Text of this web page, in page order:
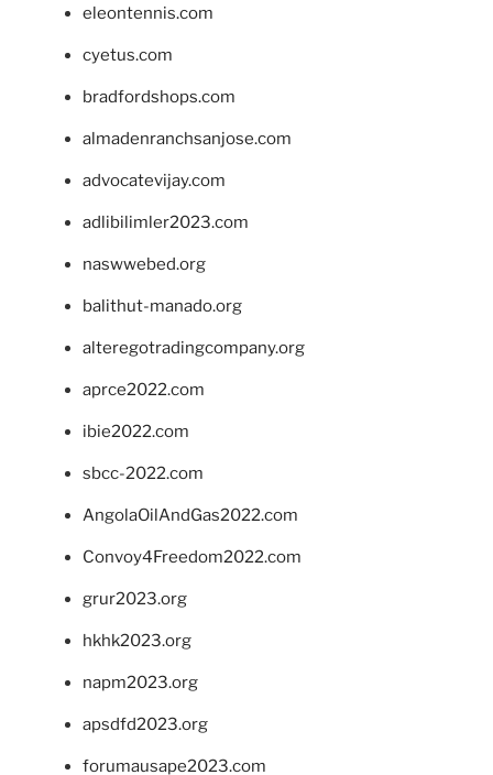
eleontennis.com
cyetus.com
bradfordshops.com
almadenranchsanjose.com
advocatevijay.com
adlibilimler2023.com
naswwebed.org
balithut-manado.org
alteregotradingcompany.org
aprce2022.com
ibie2022.com
sbcc-2022.com
AngolaOilAndGas2022.com
Convoy4Freedom2022.com
grur2023.org
hkhk2023.org
napm2023.org
apsdfd2023.org
forumausape2023.com